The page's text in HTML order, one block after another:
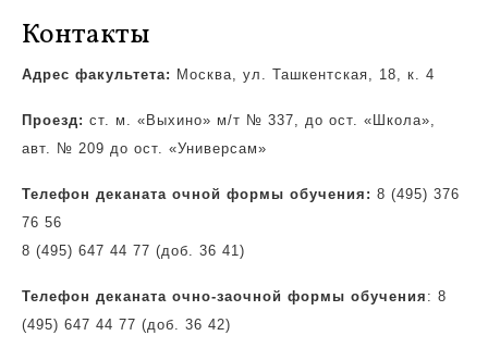
Контакты
Адрес факультета: Москва, ул. Ташкентская, 18, к. 4
Проезд: ст. м. «Выхино» м/т № 337, до ост. «Школа»,
авт. № 209 до ост. «Универсам»
Телефон деканата очной формы обучения: 8 (495) 376
76 56
8 (495) 647 44 77 (доб. 36 41)
Телефон деканата очно-заочной формы обучения : 8
(495) 647 44 77 (доб. 36 42)